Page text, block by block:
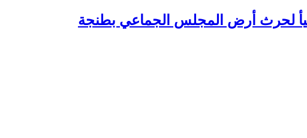
لحرث أرض المجلس الجماعي بطنجة